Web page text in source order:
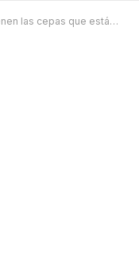
que están en Corrientes